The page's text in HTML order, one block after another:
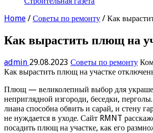
Home / Советы по ремонту / Как
Как вырастить плющ на
admin 29.08.2023 Советы по ремонту
Как вырастить плющ на участке
Плющ — великолепный выбор для
неприглядной изгороди, беседки,
лиана способна обвить и сарай, и стену
не нуждается в уходе. Сайт RMNT
посадить плющ на участке, как его